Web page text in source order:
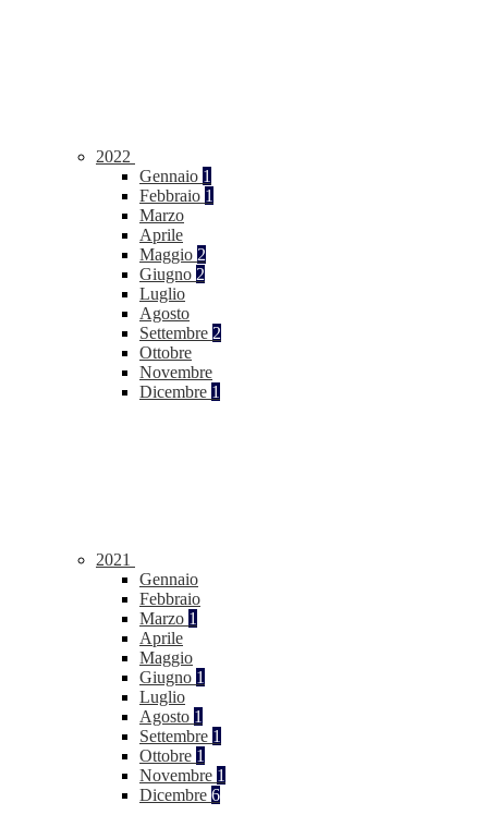
2022
Gennaio 1
Febbraio 1
Marzo
Aprile
Maggio 2
Giugno 2
Luglio
Agosto
Settembre 2
Ottobre
Novembre
Dicembre 1
2021
Gennaio
Febbraio
Marzo 1
Aprile
Maggio
Giugno 1
Luglio
Agosto 1
Settembre 1
Ottobre 1
Novembre 1
Dicembre 6